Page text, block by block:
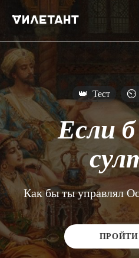
👑 Тест ⏲
Если
Как бы ты управлял
ПРОЙТИ